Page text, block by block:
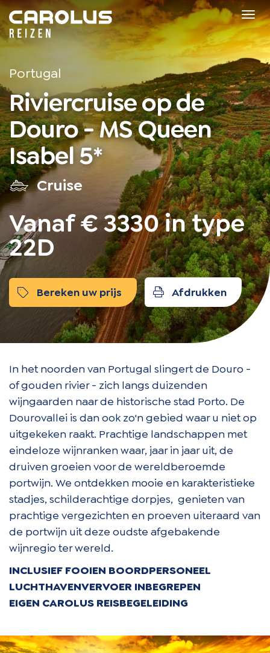
Home
Portugal
Riviercruise op de
Douro - MS Queen
Isabel 5*
Cruise
Vanaf € 3330 in type
22D
Bereken uw prijs Afdrukken
In het noorden van Portugal slingert de Douro -
of gouden rivier - zich langs duizenden
wijngaarden naar de historische stad Porto. De
Dourovallei is dan ook zo'n gebied waar u niet op
uitgekeken raakt. Prachtige landschappen met
eindeloze wijnranken waar, jaar in jaar uit, de
druiven groeien voor de wereldberoemde
portwijn. We ontdekken mooie en karakteristieke
stadjes, schilderachtige dorpjes, genieten van
prachtige vergezichten en proeven uiteraard van
de portwijn uit deze oudste afgebakende
wijnregio ter wereld.
INCLUSIEF FOOIEN BOORDPERSONEEL
LUCHTHAVENVERVOER INBEGREPEN
EIGEN CAROLUS REISBEGELEIDING